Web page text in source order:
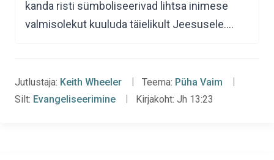
kanda risti sümboliseerivad lihtsa inimese
valmisolekut kuuluda täielikult Jeesusele.…
Jutlustaja: Keith Wheeler Teema: Püha Vaim
Silt: Evangeliseerimine Kirjakoht: Jh 13:23